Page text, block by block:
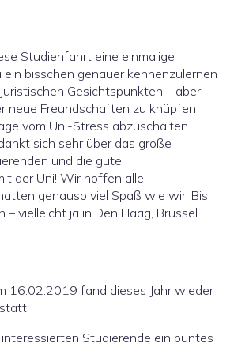
Studienfahrt eine einmalige
ein bisschen genauer kennenzulernen
Gesichtspunkten – aber
neue Freundschaften zu knüpfen
vom Uni-Stress abzuschalten.
sich sehr über das große
und die gute
der Uni! Wir hoffen alle
genauso viel Spaß wie wir! Bis
– vielleicht ja in Den Haag, Brüssel
16.02.2019 fand dieses Jahr wieder
Studierende ein buntes